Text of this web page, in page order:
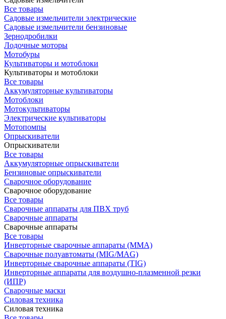
Все товары
Садовые измельчители электрические
Садовые измельчители бензиновые
Зернодробилки
Лодочные моторы
Мотобуры
Культиваторы и мотоблоки
Культиваторы и мотоблоки
Все товары
Аккумуляторные культиваторы
Мотоблоки
Мотокультиваторы
Электрические культиваторы
Мотопомпы
Опрыскиватели
Опрыскиватели
Все товары
Аккумуляторные опрыскиватели
Бензиновые опрыскиватели
Сварочное оборудование
Сварочное оборудование
Все товары
Сварочные аппараты для ПВХ труб
Сварочные аппараты
Сварочные аппараты
Все товары
Инверторные сварочные аппараты (ММА)
Сварочные полуавтоматы (MIG/MAG)
Инверторные сварочные аппараты (TIG)
Инверторные аппараты для воздушно-плазменной резки
(ИПР)
Сварочные маски
Силовая техника
Силовая техника